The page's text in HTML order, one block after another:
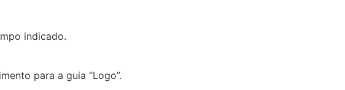
indicado.
para a guia “Logo”.